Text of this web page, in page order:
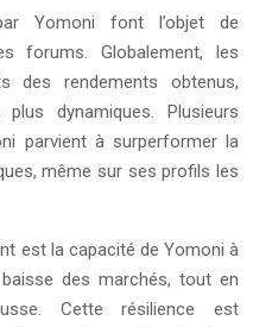
Yomoni font l’objet de
forums. Globalement, les
des rendements obtenus,
dynamiques. Plusieurs
parvient à surperformer la
même sur ses profils les
est la capacité de Yomoni à
des marchés, tout en
Cette résilience est